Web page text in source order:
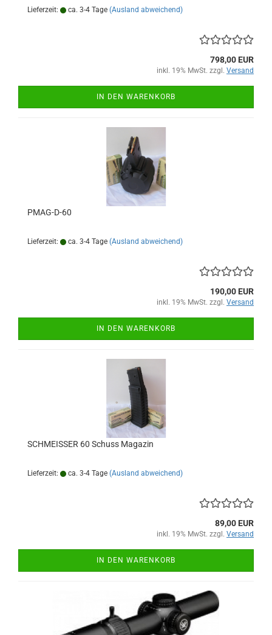
Lieferzeit: ca. 3-4 Tage (Ausland abweichend)
798,00 EUR
inkl. 19% MwSt. zzgl. Versand
IN DEN WARENKORB
PMAG-D-60
Lieferzeit: ca. 3-4 Tage (Ausland abweichend)
190,00 EUR
inkl. 19% MwSt. zzgl. Versand
IN DEN WARENKORB
SCHMEISSER 60 Schuss Magazin
Lieferzeit: ca. 3-4 Tage (Ausland abweichend)
89,00 EUR
inkl. 19% MwSt. zzgl. Versand
IN DEN WARENKORB